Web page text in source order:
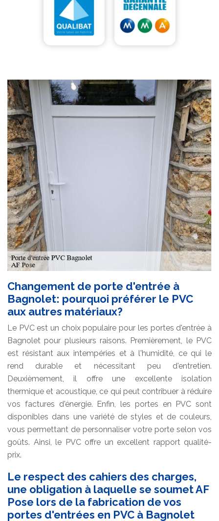
Changement de porte d'entrée à
Bagnolet: pourquoi préférer le PVC
aux autres matériaux?
Le PVC est un choix populaire pour les portes d'entrée à
Bagnolet pour plusieurs raisons. Premièrement, le PVC
est résistant aux intempéries et à l'humidité, ce qui le
rend durable et nécessitant peu d'entretien.
Deuxièmement, il offre une excellente isolation
thermique et acoustique, ce qui peut contribuer à réduire
vos factures d'énergie. Enfin, les portes en PVC sont
disponibles dans une variété de styles et de couleurs,
vous permettant de personnaliser votre porte selon vos
goûts. Ainsi, le PVC offre un excellent rapport qualité-
prix.
Le respect des cahiers des charges,
une obligation à laquelle se soumet AF
Pose lors de la fabrication de vos
portes d'entrées en PVC à Bagnolet